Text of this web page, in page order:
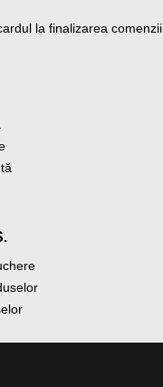
la finalizarea comenzii.